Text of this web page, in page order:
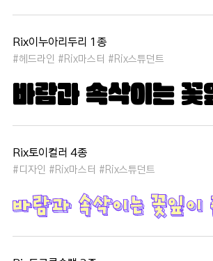
Rix이누아리두리 1종
#헤드라인 #Rix마스터 #Rix스튜던트
Rix토이컬러 4종
#디자인 #Rix마스터 #Rix스튜던트